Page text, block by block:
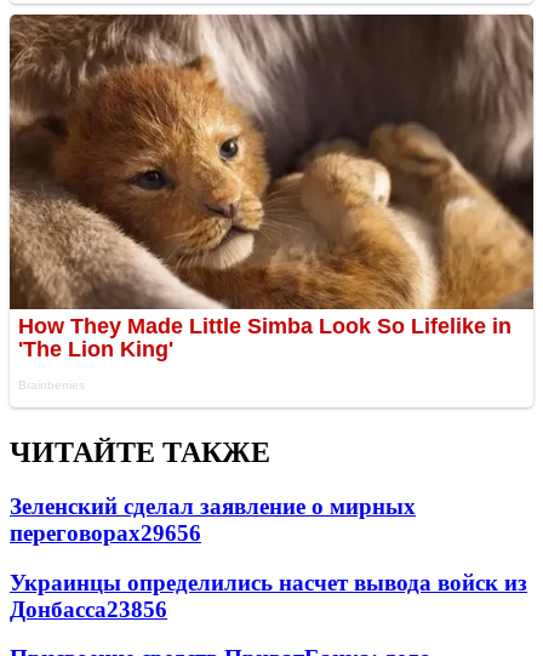
ЧИТАЙТЕ ТАКЖЕ
Зеленский сделал заявление о мирных
переговорах29656
Украинцы определились насчет вывода войск из
Донбасса23856